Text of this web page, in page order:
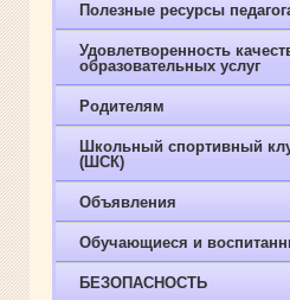
Полезные ресурсы
Удовлетворенность
образовательных услуг
Родителям
Школьный спортивный
(ШСК)
Объявления
Обучающиеся и
БЕЗОПАСНОСТЬ